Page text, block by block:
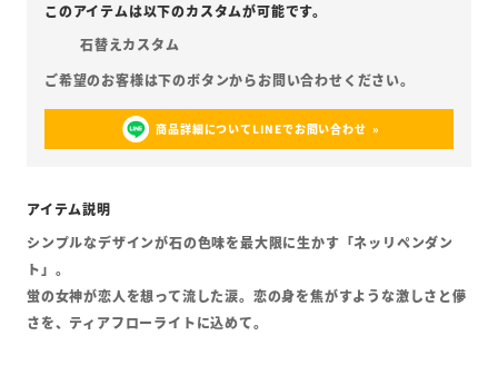
石替えカスタム
商品詳細についてLINEでお問い合わせ
シンプルなデザインが石の色味を最大限に生かす「ネッリペンダン
ト」。
蛍の女神が恋人を想って流した涙。恋の身を焦がすような激しさと儚
さを、ティアフローライトに込めて。